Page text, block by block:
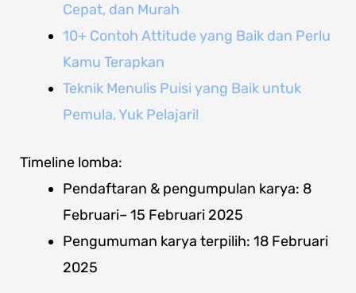
Cepat, dan Murah
10+ Contoh Attitude yang Baik dan Perlu
Kamu Terapkan
Teknik Menulis Puisi yang Baik untuk
Pemula, Yuk Pelajari!
Timeline lomba:
Pendaftaran & pengumpulan karya: 8
Februari– 15 Februari 2025
Pengumuman karya terpilih: 18 Februari
2025